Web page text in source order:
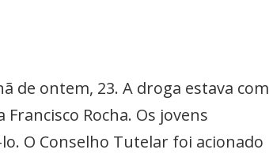
de ontem, 23. A droga estava com
Rocha. Os jovens
O Conselho Tutelar foi acionado